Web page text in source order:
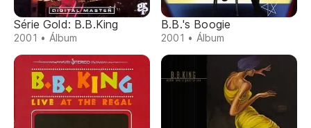
Série Gold: B.B.King
2001 • Álbum
B.B.'s Boogie
2001 • Álbum